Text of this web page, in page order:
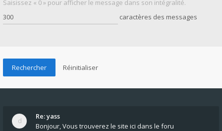
Saisissez « 0 » pour afficher le message dans son intégralité.
caractères des messages
Re: yass
Bonjour, Vous trouverez le site ici dans le foru